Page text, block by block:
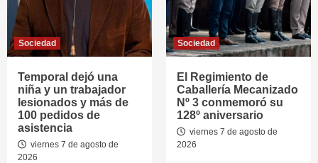
Sociedad
Temporal dejó una
niña y un trabajador
lesionados y más de
100 pedidos de
asistencia
viernes 7 de agosto de
2026
Sociedad
El Regimiento de
Caballería Mecanizado
Nº 3 conmemoró su
128º aniversario
viernes 7 de agosto de
2026